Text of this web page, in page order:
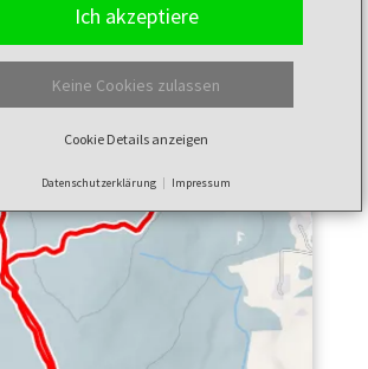
Ich akzeptiere
Keine Cookies zulassen
Cookie Details anzeigen
Datenschutzerklärung Impressum